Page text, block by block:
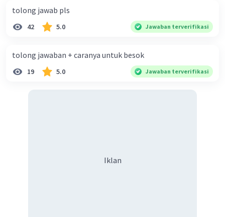
Iklan
tolong jawab pls
42 5.0 Jawaban terverifikasi
tolong jawaban + caranya untuk besok
19 5.0 Jawaban terverifikasi
Iklan